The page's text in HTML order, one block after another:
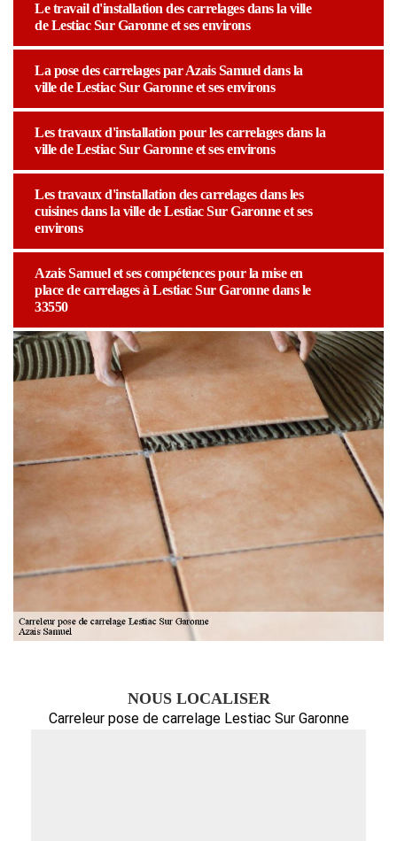
Le travail d'installation des carrelages dans la ville
de Lestiac Sur Garonne et ses environs
La pose des carrelages par Azais Samuel dans la
ville de Lestiac Sur Garonne et ses environs
Les travaux d'installation pour les carrelages dans la
ville de Lestiac Sur Garonne et ses environs
Les travaux d'installation des carrelages dans les
cuisines dans la ville de Lestiac Sur Garonne et ses
environs
Azais Samuel et ses compétences pour la mise en
place de carrelages à Lestiac Sur Garonne dans le
33550
NOUS LOCALISER
Carreleur pose de carrelage Lestiac Sur Garonne